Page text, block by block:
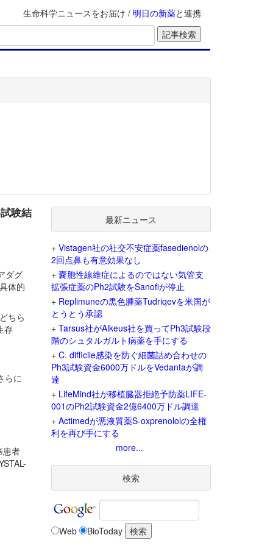
生命科学ニュースをお届け / 明日の新薬と連携
験結
ダグ
体的
ちら
存
らに
患者
最新ニュース
+ Vistagen社の社交不安症薬fasedienolの
2回点鼻も有意効果なし
+ 嚢胞性線維症によるのではない気管支
拡張症薬のPh2試験をSanofiが停止
+ Replimuneの黒色腫薬Tudriqevを米国が
とうとう承認
+ Tarsus社がAlkeus社を買ってPh3試験段
階のシュタルガルト病薬を手にする
+ C. difficile感染を防ぐ細菌詰め合わせの
Ph3試験資金6000万ドルをVedantaが調
達
+ LifeMind社が移植臓器拒絶予防薬LIFE-
001のPh2試験資金2億6400万ドル調達
+ Actimedが悪液質薬S-oxprenololの全権
利を再び手にする
more...
検索
Web BioToday